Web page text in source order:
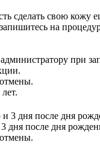
сделать свою кожу
на
при
дня после дня